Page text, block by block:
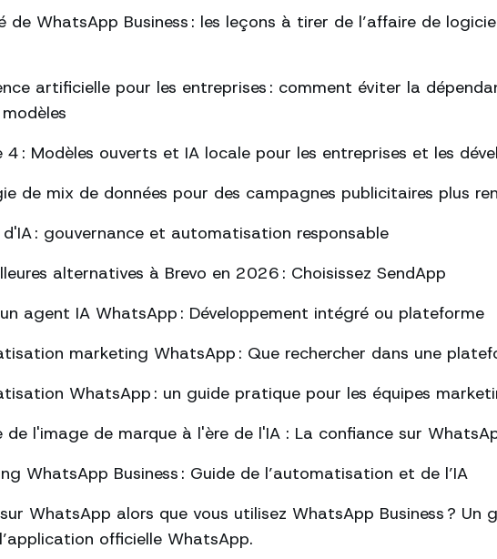
de WhatsApp Business : les leçons à tirer de l’affaire de
artificielle pour les entreprises : comment éviter la
4 : Modèles ouverts et IA locale pour les entreprises et les
de mix de données pour des campagnes publicitaires plus
: gouvernance et automatisation responsable
alternatives à Brevo en 2026 : Choisissez SendApp
agent IA WhatsApp : Développement intégré ou plateforme
marketing WhatsApp : Que rechercher dans une
WhatsApp : un guide pratique pour les équipes
de l'image de marque à l'ère de l'IA : La confiance sur
WhatsApp Business : Guide de l’automatisation et de l’IA
WhatsApp alors que vous utilisez WhatsApp Business ? Un
officielle WhatsApp.